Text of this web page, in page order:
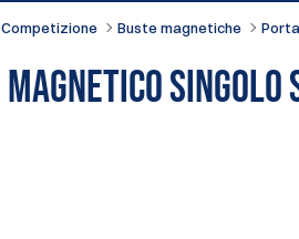
Buste magnetiche
singolo